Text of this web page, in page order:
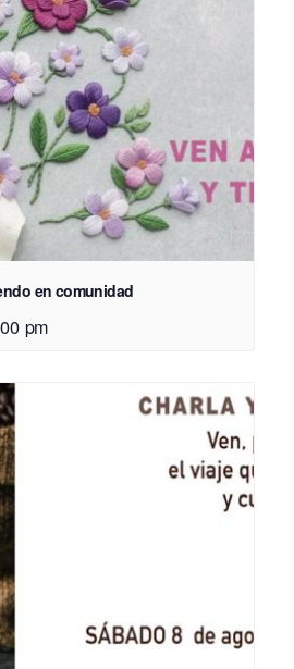
en comunidad
pm